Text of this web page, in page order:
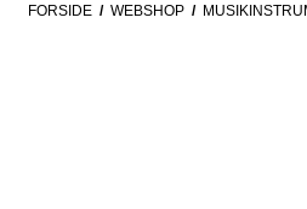
FORSIDE / WEBSHOP /